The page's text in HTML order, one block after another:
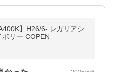
】H26/6- レガリアシ
ートカバー アイボリー COPEN